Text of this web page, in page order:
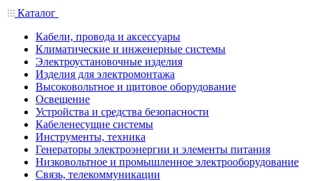
Каталог
Кабели, провода и аксессуары
Климатические и инженерные системы
Электроустановочные изделия
Изделия для электромонтажа
Высоковольтное и щитовое оборудование
Освещение
Устройства и средства безопасности
Кабеленесущие системы
Инструменты, техника
Генераторы электроэнергии и элементы питания
Низковольтное и промышленное электрооборудование
Связь, телекоммуникации